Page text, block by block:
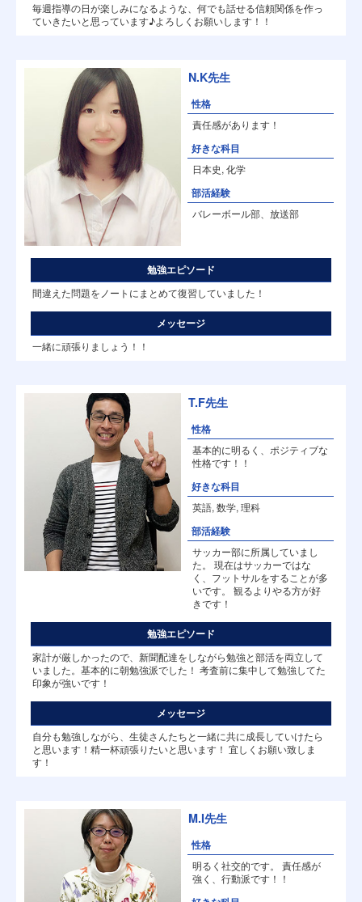
毎週指導の日が楽しみになるような、何でも話せる信頼関係を作っ
ていきたいと思っています♪よろしくお願いします！！
N.K先生
性格
責任感があります！
好きな科目
日本史, 化学
部活経験
バレーボール部、放送部
勉強エピソード
間違えた問題をノートにまとめて復習していました！
メッセージ
一緒に頑張りましょう！！
T.F先生
性格
基本的に明るく、ポジティブな
性格です！！
好きな科目
英語, 数学, 理科
部活経験
サッカー部に所属していまし
た。 現在はサッカーではな
く、フットサルをすることが多
いです。 観るよりやる方が好
きです！
勉強エピソード
家計が厳しかったので、新聞配達をしながら勉強と部活を両立して
いました。基本的に朝勉強派でした！ 考査前に集中して勉強してた
印象が強いです！
メッセージ
自分も勉強しながら、生徒さんたちと一緒に共に成長していけたら
と思います！精一杯頑張りたいと思います！ 宜しくお願い致しま
す！
M.I先生
性格
明るく社交的です。 責任感が
強く、行動派です！！